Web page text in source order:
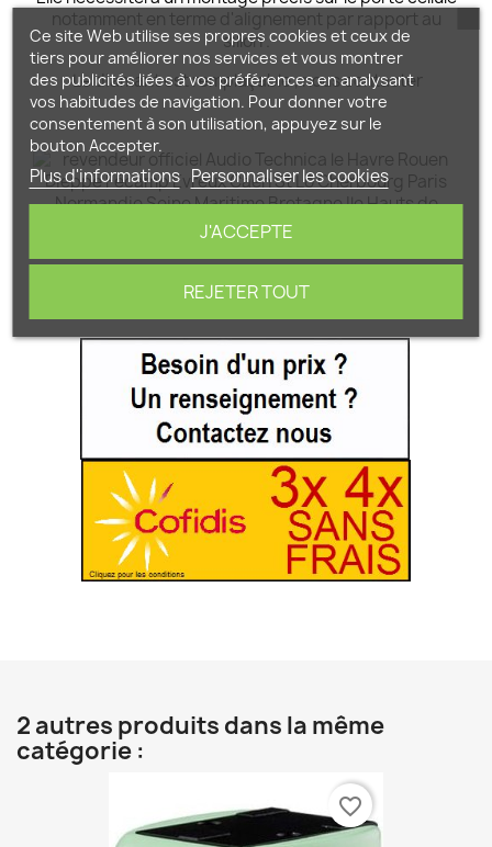
notamment en terme d'alignement par rapport au
sillon .
Le diamant est remplaçable ,nous contacter
2 autres produits dans la même
catégorie :
favorite_border
Ce site Web utilise ses propres cookies et ceux de
tiers pour améliorer nos services et vous montrer
des publicités liées à vos préférences en analysant
vos habitudes de navigation. Pour donner votre
consentement à son utilisation, appuyez sur le
bouton Accepter.
Plus d'informations Personnaliser les cookies
REJETER TOUT
J'ACCEPTE